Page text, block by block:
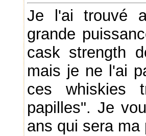
Je l'ai trouvé
grande
cask strength
mais je ne l'ai
ces whiskies
papilles". Je
ans qui sera ma